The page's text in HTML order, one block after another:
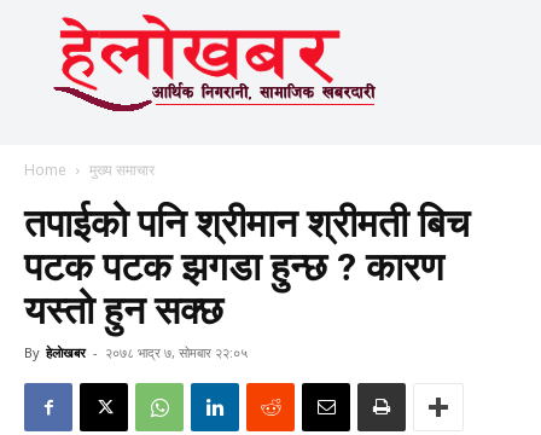
Home मुख्य समाचार
तपाईको पनि श्रीमान श्रीमती बिच
पटक पटक झगडा हुन्छ ? कारण
यस्तो हुन सक्छ
By हेलाेखबर - २०७८ भाद्र ७, सोमबार २२:०५